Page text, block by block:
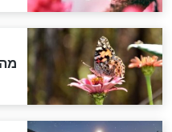
מודים לה' בפסח?
חדשות